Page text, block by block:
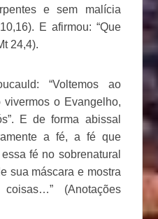
e sem malícia
E afirmou: “Que
24,4).
“Voltemos ao
o Evangelho,
E de forma abissal
a fé, a fé que
fé no sobrenatural
sua máscara e mostra
(Anotações